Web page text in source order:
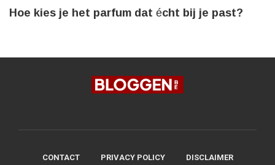
Hoe kies je het parfum dat écht bij je past?
CONTACT PRIVACY POLICY DISCLAIMER